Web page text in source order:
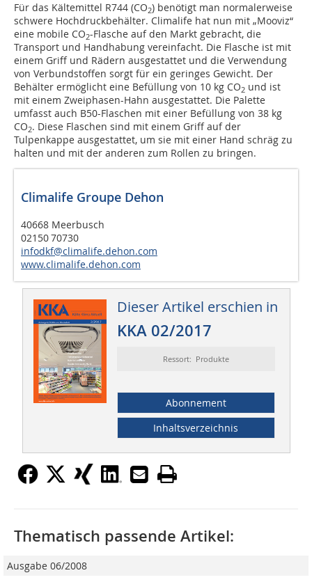
Für das Kältemittel R744 (CO2) benötigt man normalerweise
schwere Hochdruckbehälter. Climalife hat nun mit „Mooviz“
eine mobile CO2-Flasche auf den Markt gebracht, die
Transport und Handhabung vereinfacht. Die Flasche ist mit
einem Griff und Rädern ausgestattet und die Verwendung
von Verbundstoffen sorgt für ein geringes Gewicht. Der
Behälter ermöglicht eine Befüllung von 10 kg CO2 und ist
mit einem Zweiphasen-Hahn ausgestattet. Die Palette
umfasst auch B50-Flaschen mit einer Befüllung von 38 kg
CO2. Diese Flaschen sind mit einem Griff auf der
Tulpenkappe ausgestattet, um sie mit einer Hand schräg zu
halten und mit der anderen zum Rollen zu bringen.
Climalife Groupe Dehon
40668 Meerbusch
02150 70730
infodkf@climalife.dehon.com
www.climalife.dehon.com
Dieser Artikel erschien in
KKA 02/2017
Ressort: Produkte
Abonnement
Inhaltsverzeichnis
Thematisch passende Artikel:
Ausgabe 06/2008